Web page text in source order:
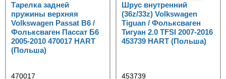
Тарелка задней
пружины верхняя
Volkswagen Passat B6 /
Фольксваген Пассат Б6
2005-2010 470017 HART
(Польша)
470017
Шрус внутренний
(36z/33z) Volkswagen
Tiguan / Фольксваген
Тигуан 2.0 TFSI 2007-2016
453739 HART (Польша)
453739